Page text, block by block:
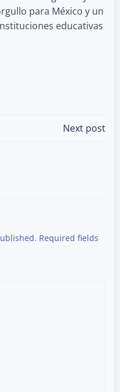
para México y un
educativas
Next post
Required fields